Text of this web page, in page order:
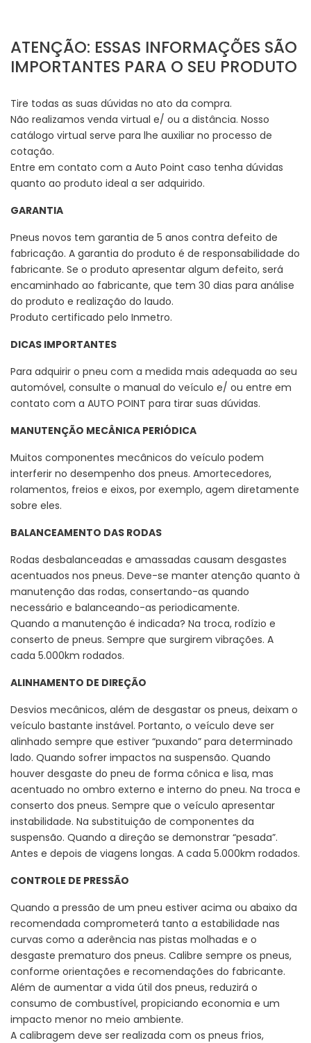
ATENÇÃO: ESSAS INFORMAÇÕES SÃO
IMPORTANTES PARA O SEU PRODUTO
Tire todas as suas dúvidas no ato da compra.
Não realizamos venda virtual e/ ou a distância. Nosso
catálogo virtual serve para lhe auxiliar no processo de
cotação.
Entre em contato com a Auto Point caso tenha dúvidas
quanto ao produto ideal a ser adquirido.
GARANTIA
Pneus novos tem garantia de 5 anos contra defeito de
fabricação. A garantia do produto é de responsabilidade do
fabricante. Se o produto apresentar algum defeito, será
encaminhado ao fabricante, que tem 30 dias para análise
do produto e realização do laudo.
Produto certificado pelo Inmetro.
DICAS IMPORTANTES
Para adquirir o pneu com a medida mais adequada ao seu
automóvel, consulte o manual do veículo e/ ou entre em
contato com a AUTO POINT para tirar suas dúvidas.
MANUTENÇÃO MECÂNICA PERIÓDICA
Muitos componentes mecânicos do veículo podem
interferir no desempenho dos pneus. Amortecedores,
rolamentos, freios e eixos, por exemplo, agem diretamente
sobre eles.
BALANCEAMENTO DAS RODAS
Rodas desbalanceadas e amassadas causam desgastes
acentuados nos pneus. Deve-se manter atenção quanto à
manutenção das rodas, consertando-as quando
necessário e balanceando-as periodicamente.
Quando a manutenção é indicada? Na troca, rodízio e
conserto de pneus. Sempre que surgirem vibrações. A
cada 5.000km rodados.
ALINHAMENTO DE DIREÇÃO
Desvios mecânicos, além de desgastar os pneus, deixam o
veículo bastante instável. Portanto, o veículo deve ser
alinhado sempre que estiver “puxando” para determinado
lado. Quando sofrer impactos na suspensão. Quando
houver desgaste do pneu de forma cônica e lisa, mas
acentuado no ombro externo e interno do pneu. Na troca e
conserto dos pneus. Sempre que o veículo apresentar
instabilidade. Na substituição de componentes da
suspensão. Quando a direção se demonstrar “pesada”.
Antes e depois de viagens longas. A cada 5.000km rodados.
CONTROLE DE PRESSÃO
Quando a pressão de um pneu estiver acima ou abaixo da
recomendada comprometerá tanto a estabilidade nas
curvas como a aderência nas pistas molhadas e o
desgaste prematuro dos pneus. Calibre sempre os pneus,
conforme orientações e recomendações do fabricante.
Além de aumentar a vida útil dos pneus, reduzirá o
consumo de combustível, propiciando economia e um
impacto menor no meio ambiente.
A calibragem deve ser realizada com os pneus frios,